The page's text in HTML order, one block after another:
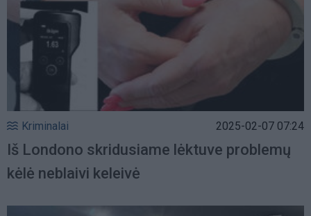
Kriminalai 2025-02-07 07:24
Iš Londono skridusiame lėktuve problemų
kėlė neblaivi keleivė